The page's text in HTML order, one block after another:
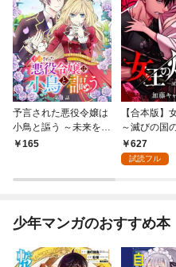
予言された悪役令嬢は
小鳥と謳う ～未来を知
る専属執事に「君を救
165
【合本版】
～滅びの国
～ 1627
試読フル
少年マンガのおすすめ本